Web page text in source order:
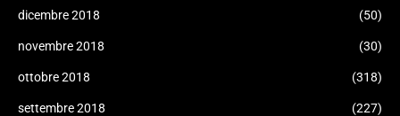
dicembre 2018 (50)
novembre 2018 (30)
ottobre 2018 (318)
settembre 2018 (227)